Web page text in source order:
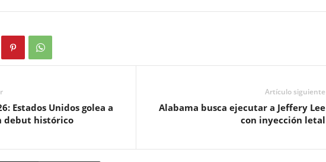
Estados Unidos golea a
debut histórico
Artículo siguiente
Alabama busca ejecutar a Jeffery Lee
con inyección letal